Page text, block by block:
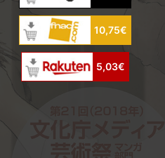
10,75€
5,03€